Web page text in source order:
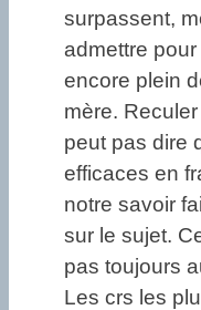
surpassent,
admettre
encore plein
mère.
peut pas dire
efficaces en
notre savoir
sur le sujet.
pas toujours
Les crs les